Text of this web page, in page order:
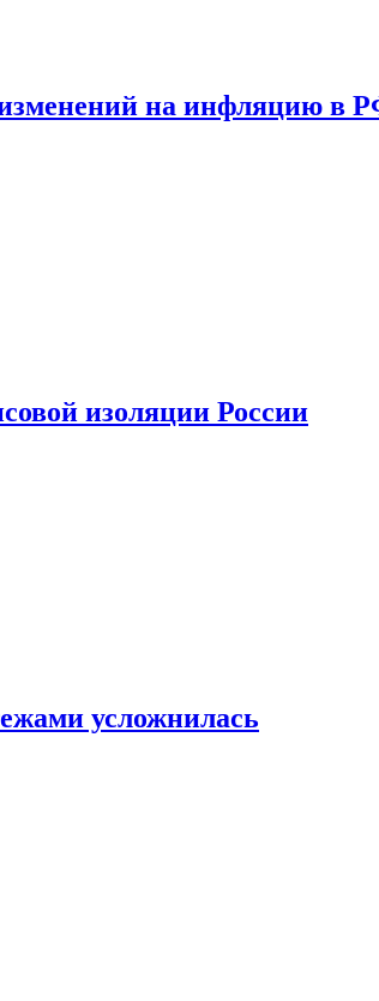
на инфляцию в
изоляции России
усложнилась